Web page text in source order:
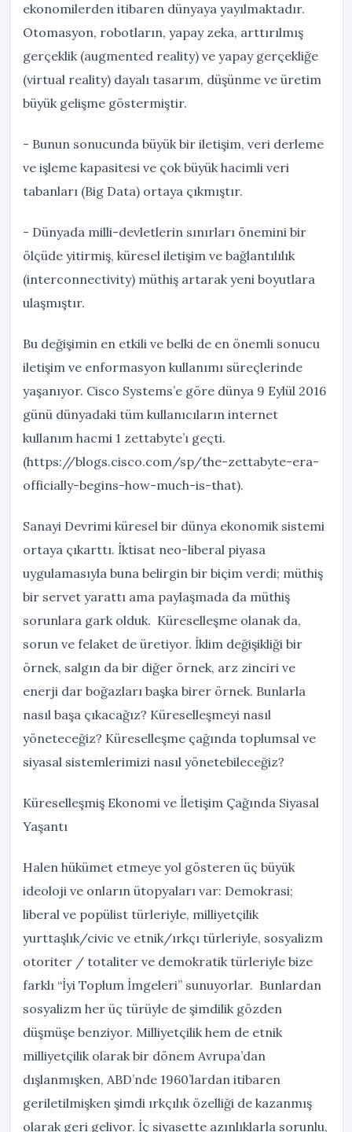
ekonomilerden itibaren dünyaya yayılmaktadır.
Otomasyon, robotların, yapay zeka, arttırılmış
gerçeklik (augmented reality) ve yapay gerçekliğe
(virtual reality) dayalı tasarım, düşünme ve üretim
büyük gelişme göstermiştir.
- Bunun sonucunda büyük bir iletişim, veri derleme
ve işleme kapasitesi ve çok büyük hacimli veri
tabanları (Big Data) ortaya çıkmıştır.
- Dünyada milli-devletlerin sınırları önemini bir
ölçüde yitirmiş, küresel iletişim ve bağlantılılık
(interconnectivity) müthiş artarak yeni boyutlara
ulaşmıştır.
Bu değişimin en etkili ve belki de en önemli sonucu
iletişim ve enformasyon kullanımı süreçlerinde
yaşanıyor. Cisco Systems’e göre dünya 9 Eylül 2016
günü dünyadaki tüm kullanıcıların internet
kullanım hacmi 1 zettabyte’ı geçti.
(https://blogs.cisco.com/sp/the-zettabyte-era-
officially-begins-how-much-is-that).
Sanayi Devrimi küresel bir dünya ekonomik sistemi
ortaya çıkarttı. İktisat neo-liberal piyasa
uygulamasıyla buna belirgin bir biçim verdi; müthiş
bir servet yarattı ama paylaşmada da müthiş
sorunlara gark olduk. Küreselleşme olanak da,
sorun ve felaket de üretiyor. İklim değişikliği bir
örnek, salgın da bir diğer örnek, arz zinciri ve
enerji dar boğazları başka birer örnek. Bunlarla
nasıl başa çıkacağız? Küreselleşmeyi nasıl
yöneteceğiz? Küreselleşme çağında toplumsal ve
siyasal sistemlerimizi nasıl yönetebileceğiz?
Küreselleşmiş Ekonomi ve İletişim Çağında Siyasal
Yaşantı
Halen hükümet etmeye yol gösteren üç büyük
ideoloji ve onların ütopyaları var: Demokrasi;
liberal ve popülist türleriyle, milliyetçilik
yurttaşlık/civic ve etnik/ırkçı türleriyle, sosyalizm
otoriter / totaliter ve demokratik türleriyle bize
farklı “İyi Toplum İmgeleri” sunuyorlar. Bunlardan
sosyalizm her üç türüyle de şimdilik gözden
düşmüşe benziyor. Milliyetçilik hem de etnik
milliyetçilik olarak bir dönem Avrupa’dan
dışlanmışken, ABD’nde 1960’lardan itibaren
geriletilmişken şimdi ırkçılık özelliği de kazanmış
olarak geri geliyor. İç siyasette azınlıklarla sorunlu,